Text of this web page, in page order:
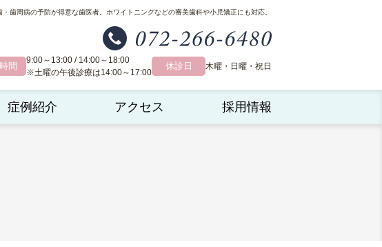
歯周病の予防が得意な歯医者。 ホワイトニングなどの審美歯科や小児矯正にも対応。
間
9:00～13:00 / 14:00～18:00
※土曜の午後診療は14:00～17:00
休診日 木曜・日曜・祝日
症例紹介 アクセス 採用情報